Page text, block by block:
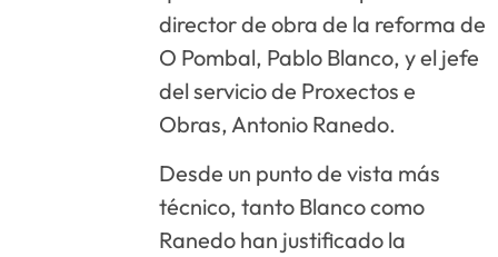
director de obra de la reforma de
O Pombal, Pablo Blanco, y el jefe
del servicio de Proxectos e
Obras, Antonio Ranedo.
Desde un punto de vista más
técnico, tanto Blanco como
Ranedo han justificado la